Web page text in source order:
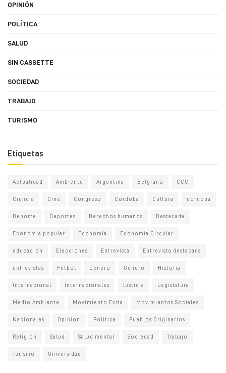
OPINIÓN
POLÍTICA
SALUD
SIN CASSETTE
SOCIEDAD
TRABAJO
TURISMO
Etiquetas
Actualidad Ambiente Argentina Belgrano CCC
Ciencia Cine Congreso Cordoba Cultura córdoba
Deporte Deportes Derechos humanos Destacada
Economia popular Economía Economía Circular
educación Elecciones Entrevista Entrevista destacada
entrevistas Fútbol Genero Género Historia
Internacional Internacionales Justicia Legislatura
Medio Ambiente Movimiento Evita Movimientos Sociales
Nacionales Opinion Politica Pueblos Originarios
Religión Salud Salud mental Sociedad Trabajo
Turismo Universidad